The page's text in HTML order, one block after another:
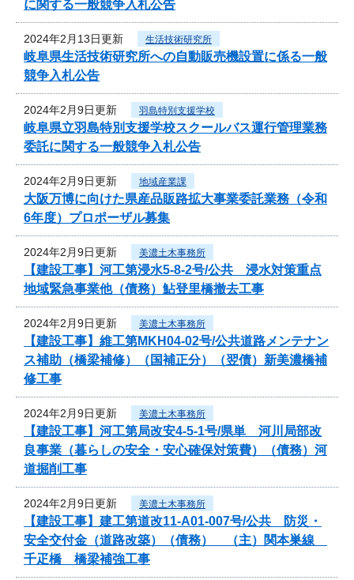
に関する一般競争入札公告
2024年2月13日更新 生活技術研究所
岐阜県生活技術研究所への自動販売機設置に係る一般
競争入札公告
2024年2月9日更新 羽島特別支援学校
岐阜県立羽島特別支援学校スクールバス運行管理業務
委託に関する一般競争入札公告
2024年2月9日更新 地域産業課
大阪万博に向けた県産品販路拡大事業委託業務（令和
6年度）プロポーザル募集
2024年2月9日更新 美濃土木事務所
【建設工事】河工第浸水5-8-2号/公共 浸水対策重点
地域緊急事業他（債務）鮎登里橋撤去工事
2024年2月9日更新 美濃土木事務所
【建設工事】維工第MKH04-02号/公共道路メンテナン
ス補助（橋梁補修）（国補正分）（翌債）新美濃橋補
修工事
2024年2月9日更新 美濃土木事務所
【建設工事】河工第局改安4-5-1号/県単 河川局部改
良事業（暮らしの安全・安心確保対策費）（債務）河
道掘削工事
2024年2月9日更新 美濃土木事務所
【建設工事】建工第道改11-A01-007号/公共 防災・
安全交付金（道路改築）（債務） （主）関本巣線
千疋橋 橋梁補強工事